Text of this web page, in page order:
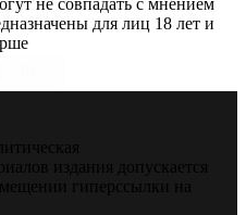
не совпадать с мнением
для лиц 18 лет и
издания допускается
гиперссылки на